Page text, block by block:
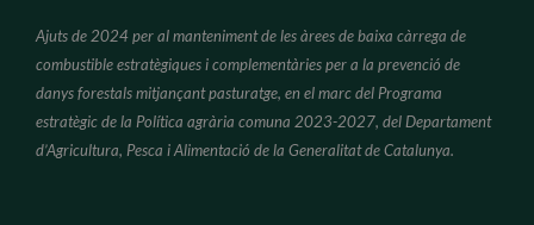
Ajuts de 2024 per al manteniment de les àrees de baixa càrrega de
combustible estratègiques i complementàries per a la prevenció de
danys forestals mitjançant pasturatge, en el marc del Programa
estratègic de la Política agrària comuna 2023-2027, del Departament
d’Agricultura, Pesca i Alimentació de la Generalitat de Catalunya.